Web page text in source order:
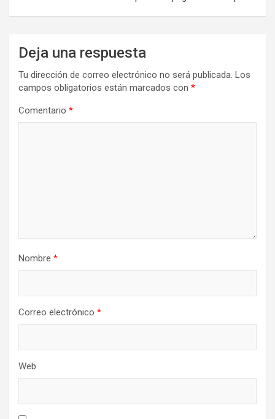
Deja una respuesta
Tu dirección de correo electrónico no será publicada. Los
campos obligatorios están marcados con *
Comentario *
Nombre *
Correo electrónico *
Web